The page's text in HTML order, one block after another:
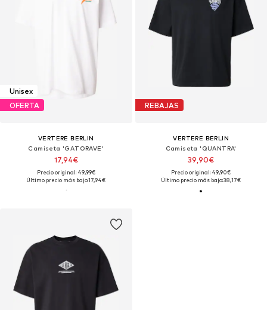
Unisex
OFERTA
VERTERE BERLIN
Camiseta 'GATORAVE'
17,94€
Precio original: 49,99€
Último precio más bajo:17,94€
REBAJAS
VERTERE BERLIN
Camiseta 'QUANTRA'
39,90€
Precio original: 49,90€
Último precio más bajo:38,17€